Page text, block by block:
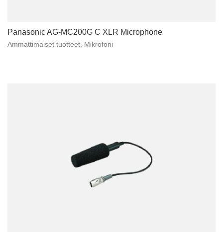
Panasonic AG-MC200G C XLR Microphone
Ammattimaiset tuotteet Mikrofoni